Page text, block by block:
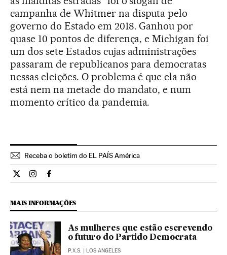
campanha de Whitmer na disputa pelo
governo do Estado em 2018. Ganhou por
quase 10 pontos de diferença, e Michigan foi
um dos sete Estados cujas administrações
passaram de republicanos para democratas
nessas eleições. O problema é que ela não
está nem na metade do mandato, e num
momento crítico da pandemia.
Receba o boletim do EL PAÍS América
Internacional El País Brasil en Twitter
Internacional El País Brasil en Instagram
Internacional El País Brasil en Facebook
MAIS INFORMAÇÕES
As mulheres que estão escrevendo
o futuro do Partido Democrata
P.X.S. | LOS ANGELES